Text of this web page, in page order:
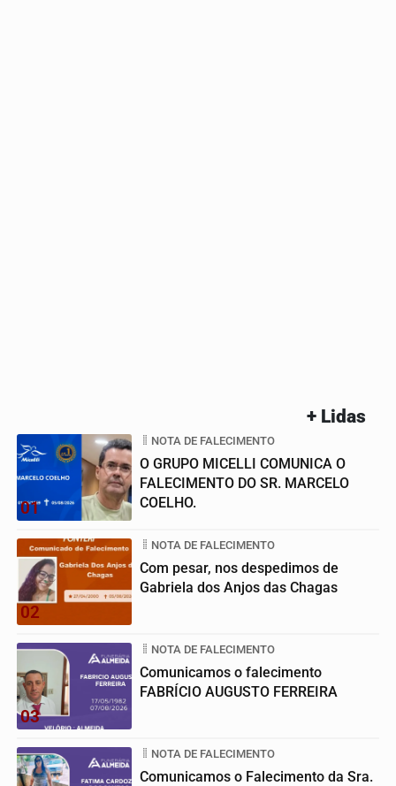
+ Lidas
01
NOTA DE FALECIMENTO
O GRUPO MICELLI COMUNICA O
FALECIMENTO DO SR. MARCELO
COELHO.
02
NOTA DE FALECIMENTO
Com pesar, nos despedimos de
Gabriela dos Anjos das Chagas
03
NOTA DE FALECIMENTO
Comunicamos o falecimento
FABRÍCIO AUGUSTO FERREIRA
NOTA DE FALECIMENTO
Comunicamos o Falecimento da Sra.